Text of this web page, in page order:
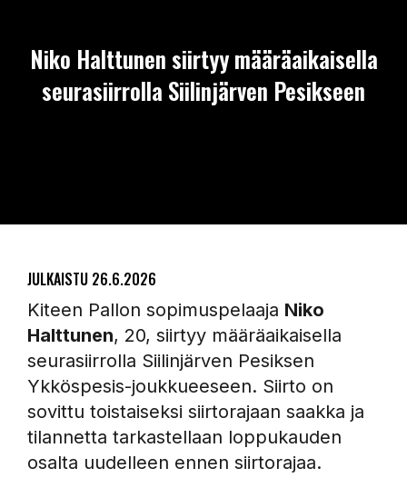
Niko Halttunen siirtyy määräaikaisella
seurasiirrolla Siilinjärven Pesikseen
JULKAISTU 26.6.2026
Kiteen Pallon sopimuspelaaja Niko
Halttunen, 20, siirtyy määräaikaisella
seurasiirrolla Siilinjärven Pesiksen
Ykköspesis-joukkueeseen. Siirto on
sovittu toistaiseksi siirtorajaan saakka ja
tilannetta tarkastellaan loppukauden
osalta uudelleen ennen siirtorajaa.